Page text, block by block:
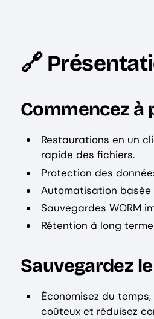
🔗
Commencez à
Restaurations en un
rapide des fichiers.
Protection des
Automatisation basée
Sauvegardes WORM
Rétention à long
Sauvegardez
Économisez du
coûteux et réduisez